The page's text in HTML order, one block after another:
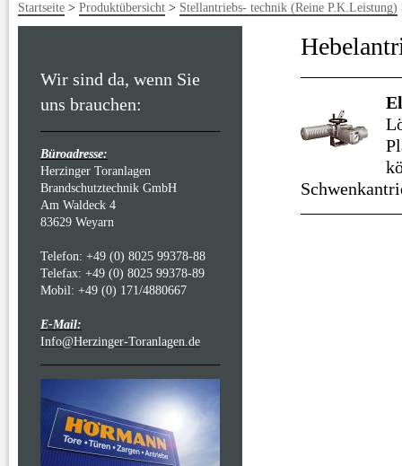
Startseite > Produktübersicht > Stellantriebs- technik (Reine P.K.Leistung)
Wir sind da, wenn Sie
uns brauchen:
Büroadresse:
Herzinger Toranlagen
Brandschutztechnik GmbH
Am Waldeck 4
83629 Weyarn
Telefon: +49 (0) 8025 99378-88
Telefax: +49 (0) 8025 99378-89
Mobil: +49 (0) 171/4880667
E-Mail:
Info@Herzinger-Toranlagen.de